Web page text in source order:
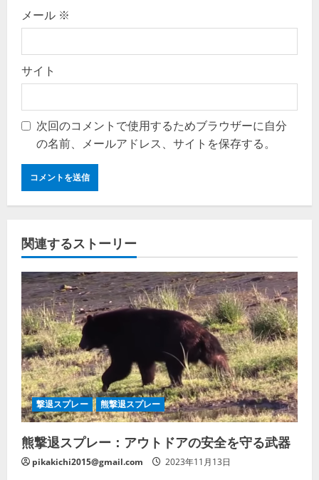
メール ※
サイト
次回のコメントで使用するためブラウザーに自分
の名前、メールアドレス、サイトを保存する。
関連するストーリー
撃退スプレー 熊撃退スプレー
熊撃退スプレー：アウトドアの安全を守る武器
pikakichi2015@gmail.com 2023年11月13日